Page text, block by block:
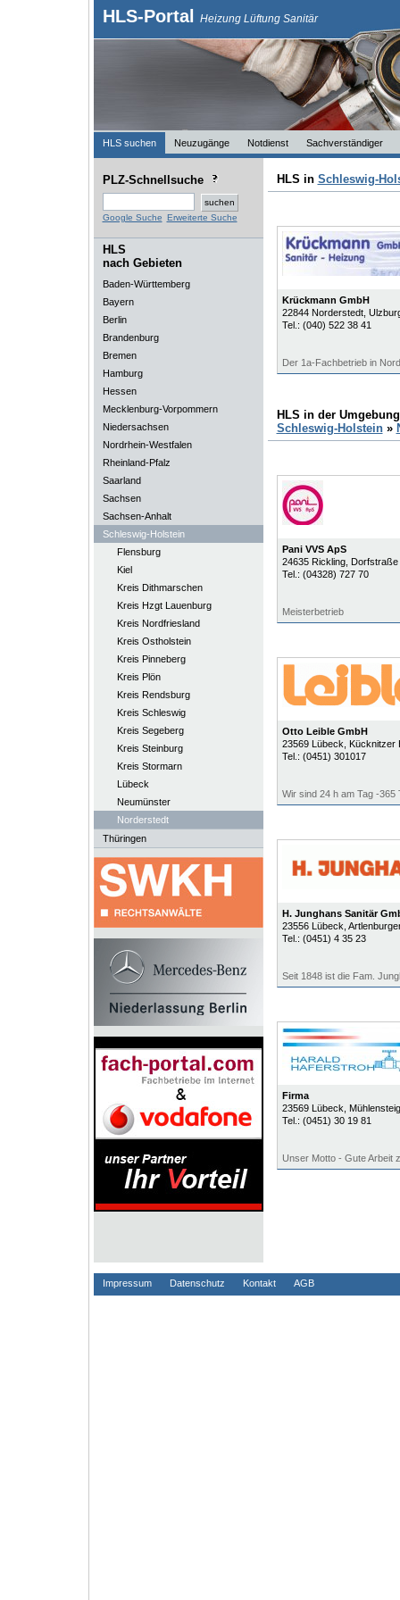
HLS-Portal Heizung Lüftung Sanitär
HLS suchen Neuzugänge Notdienst Sachverständiger
PLZ-Schnellsuche
Google Suche Erweiterte Suche
HLS
nach Gebieten
Baden-Württemberg
Bayern
Berlin
Brandenburg
Bremen
Hamburg
Hessen
Mecklenburg-Vorpommern
Niedersachsen
Nordrhein-Westfalen
Rheinland-Pfalz
Saarland
Sachsen
Sachsen-Anhalt
Schleswig-Holstein
Flensburg
Kiel
Kreis Dithmarschen
Kreis Hzgt Lauenburg
Kreis Nordfriesland
Kreis Ostholstein
Kreis Pinneberg
Kreis Plön
Kreis Rendsburg
Kreis Schleswig
Kreis Segeberg
Kreis Steinburg
Kreis Stormarn
Lübeck
Neumünster
Norderstedt
Thüringen
HLS in Schleswig-
Krückmann GmbH
22844 Norderstedt,
Tel.: (040) 522 38 41
Der 1a-Fachbetrieb in
HLS in der
Schleswig-Holstein»
Pani VVS ApS
24635 Rickling, Dorfstraße
Tel.: (04328) 727 70
Meisterbetrieb
Otto Leible GmbH
23569 Lübeck ,
Tel.: (0451) 301017
Wir sind 24 h am Tag -365
H. Junghans Sanitär
23556 Lübeck ,
Tel.: (0451) 4 35 23
Seit 1848 ist die Fam.
Firma
23569 Lübeck ,
Tel.: (0451) 30 19 81
Unser Motto - Gute Arbeit
Impressum Datenschutz Kontakt AGB